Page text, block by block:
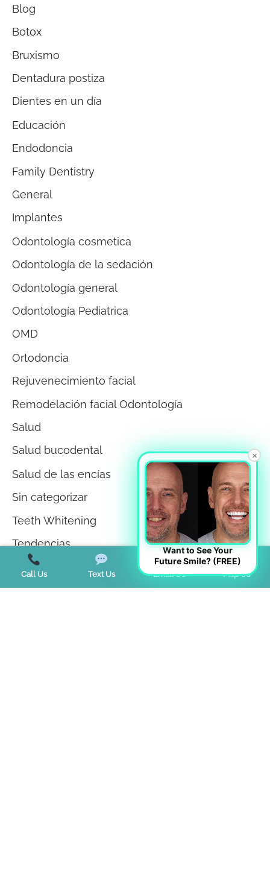
Blog
Botox
Bruxismo
Dentadura postiza
Dientes en un día
Educación
Endodoncia
Family Dentistry
General
Implantes
Odontología cosmetica
Odontología de la sedación
Odontología general
Odontología Pediatrica
OMD
Ortodoncia
Rejuvenecimiento facial
Remodelación facial Odontología
Salud
Salud bucodental
Salud de las encías
Sin categorizar
Teeth Whitening
Tendencias
Terapia miofuncional
Trastorno de la ATM
Call Us Text Us Email Us Map Us
×
Want to See Your
Future Smile? (FREE)